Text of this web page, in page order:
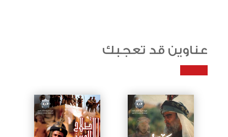
عناوين قد تعجبك